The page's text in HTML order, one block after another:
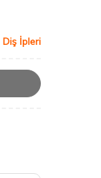
Diş İpleri